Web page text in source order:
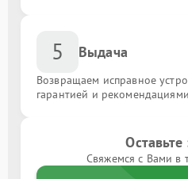
5 Выдача
Возвращаем исправное
гарантией и
Оставьте
Свяжемся с Вами в